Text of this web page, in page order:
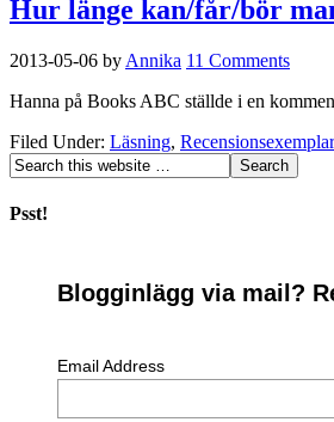
Hur länge kan/får/bör
2013-05-06 by Annika 11 Comments
Hanna på Books ABC ställde i en
Filed Under: Läsning, Recensionsexemplar
Psst!
Blogginlägg via mail?
Email Address